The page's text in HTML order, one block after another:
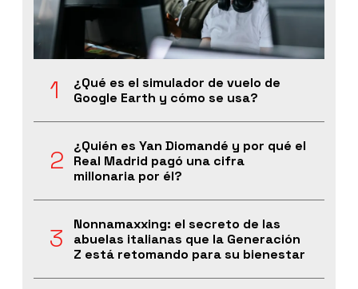
¿Qué es el simulador de vuelo de
Google Earth y cómo se usa?
¿Quién es Yan Diomandé y por qué el
Real Madrid pagó una cifra
millonaria por él?
Nonnamaxxing: el secreto de las
abuelas italianas que la Generación
Z está retomando para su bienestar